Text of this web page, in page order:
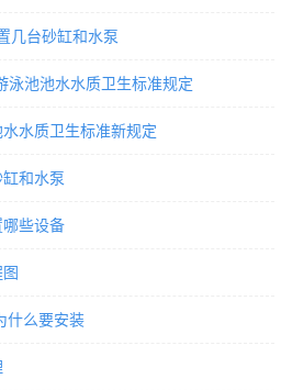
几台砂缸和水泵
泳池池水水质卫生标准规定
水质卫生标准新规定
和水泵
些设备
什么要安装